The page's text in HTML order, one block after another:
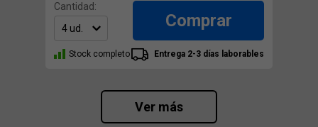
Cantidad:
Comprar
Stock completo Entrega 2-3 días laborables
Ver más